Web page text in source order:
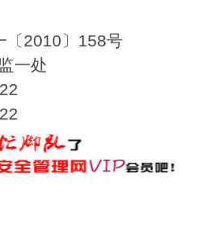
〔2010〕158号
一处